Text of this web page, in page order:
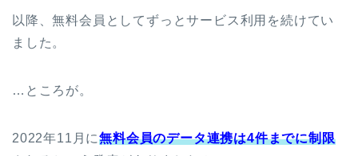
以降、無料会員としてずっとサービス利用を続けてい
ました。
…ところが。
2022年11月に無料会員のデータ連携は4件までに制限